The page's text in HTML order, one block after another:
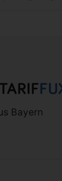
Bayern